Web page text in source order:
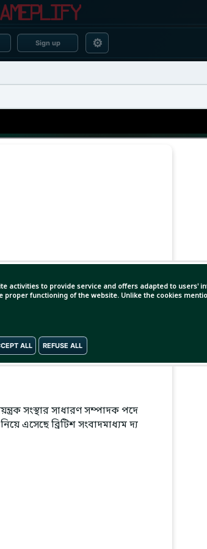
Sign up ⚙
activities to provide service and offers adapted to users'
functioning of the website. Unlike the cookies
ALL REFUSE ALL
সংস্থার সাধারণ সম্পাদক পদে
এসেছে ব্রিটিশ সংবাদমাধ্যম দ্য